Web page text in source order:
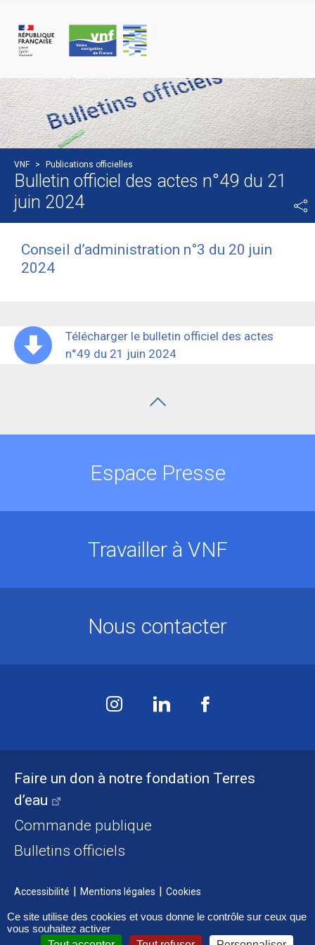
VNF > Publications officielles
Bulletin officiel des actes n°49 du 21
juin 2024
Conseil d’administration n°3 du 20 juin
2024
Télécharger le bulletin officiel des actes
n°49 du 21 juin 2024
Faire un don à notre fondation Terres
d’eau
Commande publique
Bulletins officiels
Accessibilité Mentions légales Cookies
Espace Presse
Travailler à VNF
Nous contacter
Ce site utilise des cookies et vous donne le contrôle sur ceux que
vous souhaitez activer